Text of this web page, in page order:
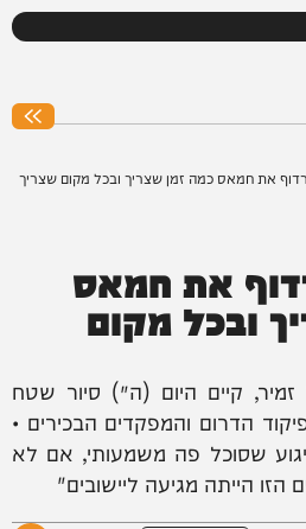
את חמאס כמה זמן שצריך ובכל מקום שצריך
את חמאס
ובכל מקום
קיים היום (ה׳) סיור שטח
הדרום והמפקדים הבכירים •
שסוכל פה משמעותי, אם לא
הזו הייתה מגיעה ליישובים"